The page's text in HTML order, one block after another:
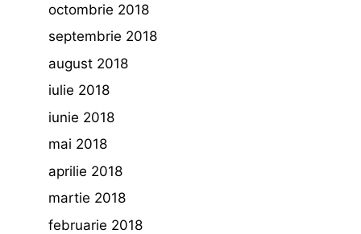
octombrie 2018
septembrie 2018
august 2018
iulie 2018
iunie 2018
mai 2018
aprilie 2018
martie 2018
februarie 2018